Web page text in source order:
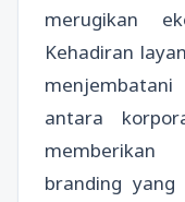
merugikan
Kehadiran
antara
branding